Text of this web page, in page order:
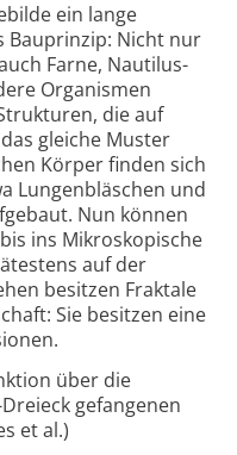
ein lange
Bauprinzip: Nicht nur
Farne, Nautilus­
Organismen
die auf
gleiche Muster
Körper finden sich
Lungen­bläschen und
Nun können
ins Mikro­skopische
auf der
besitzen Fraktale
Sie besitzen eine
über die
gefangenen
et al.)